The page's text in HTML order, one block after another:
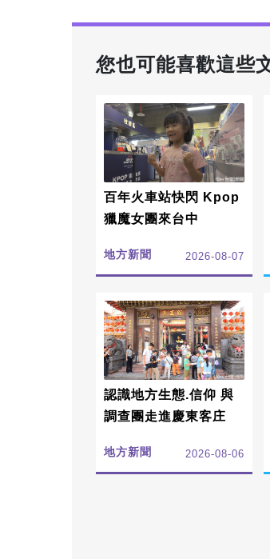
您也可能喜歡這些
百年火車站快閃 Kpop
獵魔女團來台中
地方新聞 2026-08-07
認識地方生態.信仰 與
調查團走進慶東客庄
地方新聞 2026-08-06